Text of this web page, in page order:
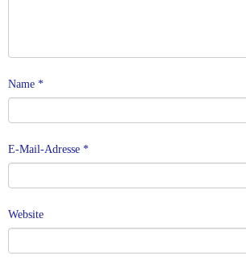
Name *
E-Mail-Adresse *
Website